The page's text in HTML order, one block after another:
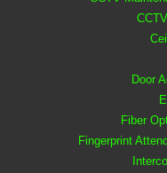
Door
Fiber
Fingerprint